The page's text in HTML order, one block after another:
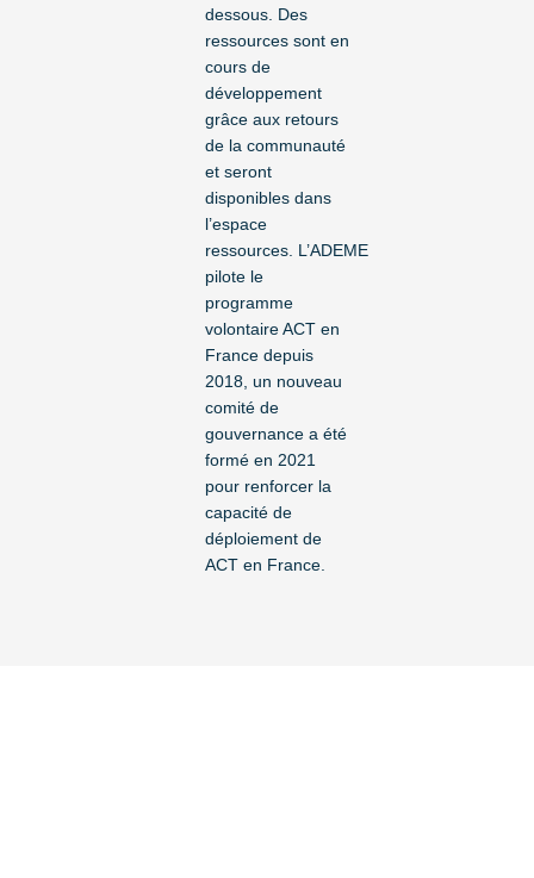
dessous. Des
ressources sont en
cours de
développement
grâce aux retours
de la communauté
et seront
disponibles dans
l’espace
ressources. L’ADEME
pilote le
programme
volontaire ACT en
France depuis
2018, un nouveau
comité de
gouvernance a été
formé en 2021
pour renforcer la
capacité de
déploiement de
ACT en France.